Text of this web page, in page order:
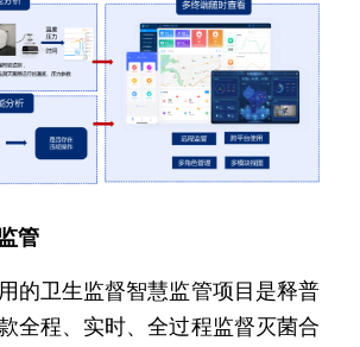
管
的卫生监督智慧监管项目是释普
全程、实时、全过程监督灭菌合